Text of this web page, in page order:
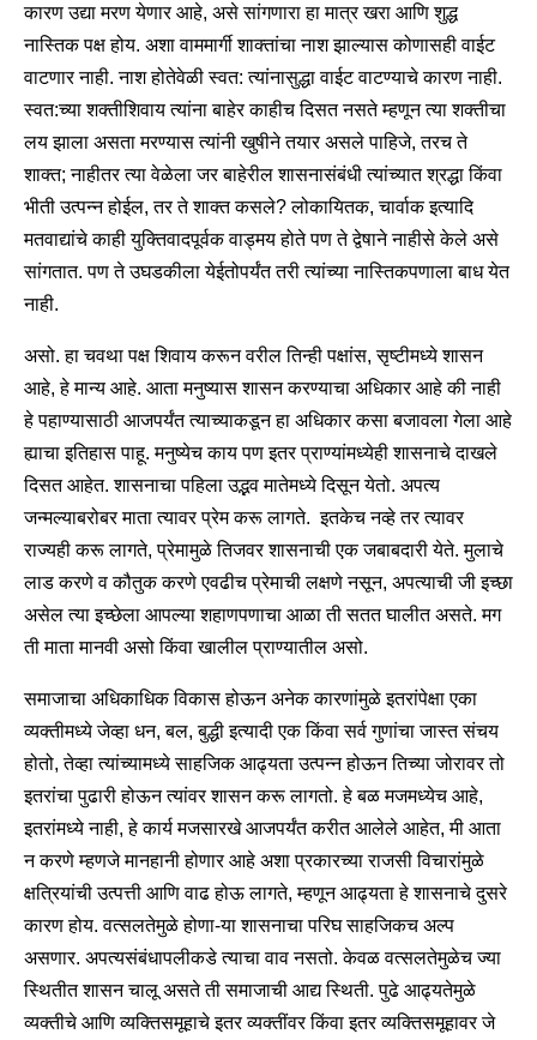
कारण उद्या मरण येणार आहे, असे सांगणारा हा मात्र खरा आणि शुद्ध
नास्तिक पक्ष होय. अशा वाममार्गी शाक्तांचा नाश झाल्यास कोणासही वाईट
वाटणार नाही. नाश होतेवेळी स्वत: त्यांनासुद्धा वाईट वाटण्याचे कारण नाही.
स्वत:च्या शक्तीशिवाय त्यांना बाहेर काहीच दिसत नसते म्हणून त्या शक्तीचा
लय झाला असता मरण्यास त्यांनी खुषीने तयार असले पाहिजे, तरच ते
शाक्त; नाहीतर त्या वेळेला जर बाहेरील शासनासंबंधी त्यांच्यात श्रद्धा किंवा
भीती उत्पन्न होईल, तर ते शाक्त कसले? लोकायितक, चार्वाक इत्यादि
मतवाद्यांचे काही युक्तिवादपूर्वक वाड्मय होते पण ते द्वेषाने नाहीसे केले असे
सांगतात. पण ते उघडकीला येईतोपर्यंत तरी त्यांच्या नास्तिकपणाला बाध येत
नाही.
असो. हा चवथा पक्ष शिवाय करून वरील तिन्ही पक्षांस, सृष्टीमध्ये शासन
आहे, हे मान्य आहे. आता मनुष्यास शासन करण्याचा अधिकार आहे की नाही
हे पहाण्यासाठी आजपर्यंत त्याच्याकडून हा अधिकार कसा बजावला गेला आहे
ह्याचा इतिहास पाहू. मनुष्येच काय पण इतर प्राण्यांमध्येही शासनाचे दाखले
दिसत आहेत. शासनाचा पहिला उद्भव मातेमध्ये दिसून येतो. अपत्य
जन्मल्याबरोबर माता त्यावर प्रेम करू लागते. इतकेच नव्हे तर त्यावर
राज्यही करू लागते, प्रेमामुळे तिजवर शासनाची एक जबाबदारी येते. मुलाचे
लाड करणे व कौतुक करणे एवढीच प्रेमाची लक्षणे नसून, अपत्याची जी इच्छा
असेल त्या इच्छेला आपल्या शहाणपणाचा आळा ती सतत घालीत असते. मग
ती माता मानवी असो किंवा खालील प्राण्यातील असो.
समाजाचा अधिकाधिक विकास होऊन अनेक कारणांमुळे इतरांपेक्षा एका
व्यक्तीमध्ये जेव्हा धन, बल, बुद्धी इत्यादी एक किंवा सर्व गुणांचा जास्त संचय
होतो, तेव्हा त्यांच्यामध्ये साहजिक आढ्यता उत्पन्न होऊन तिच्या जोरावर तो
इतरांचा पुढारी होऊन त्यांवर शासन करू लागतो. हे बळ मजमध्येच आहे,
इतरांमध्ये नाही, हे कार्य मजसारखे आजपर्यंत करीत आलेले आहेत, मी आता
न करणे म्हणजे मानहानी होणार आहे अशा प्रकारच्या राजसी विचारांमुळे
क्षत्रियांची उत्पत्ती आणि वाढ होऊ लागते, म्हणून आढ्यता हे शासनाचे दुसरे
कारण होय. वत्सलतेमुळे होणा-या शासनाचा परिघ साहजिकच अल्प
असणार. अपत्यसंबंधापलीकडे त्याचा वाव नसतो. केवळ वत्सलतेमुळेच ज्या
स्थितीत शासन चालू असते ती समाजाची आद्य स्थिती. पुढे आढ्यतेमुळे
व्यक्तीचे आणि व्यक्तिसमूहाचे इतर व्यक्तींवर किंवा इतर व्यक्तिसमूहावर जे